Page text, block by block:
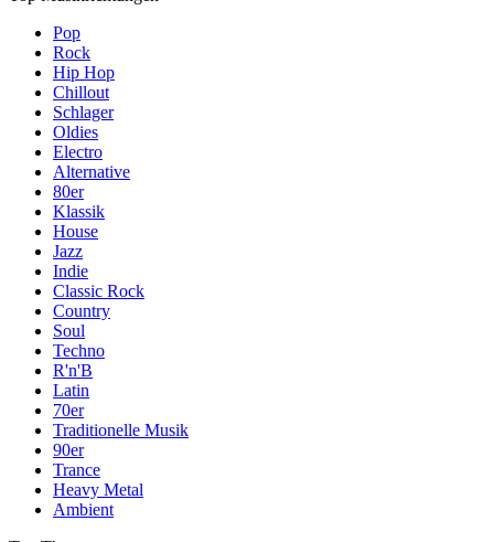
Pop
Rock
Hip Hop
Chillout
Schlager
Oldies
Electro
Alternative
80er
Klassik
House
Jazz
Indie
Classic Rock
Country
Soul
Techno
R'n'B
Latin
70er
Traditionelle Musik
90er
Trance
Heavy Metal
Ambient